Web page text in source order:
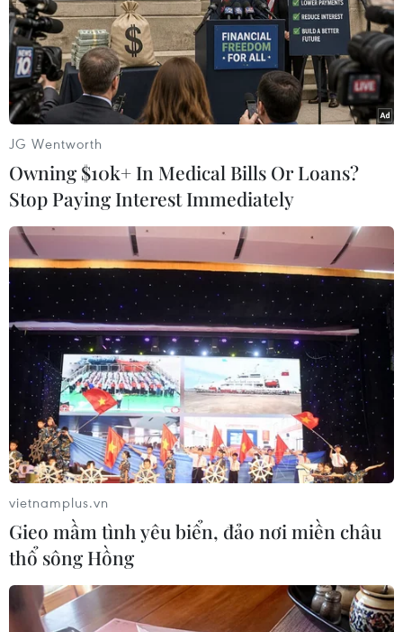
TIN LIÊN QUAN
Khởi tố đối tượng dùng súng bắn lực
lượng công an khi bị truy bắt
12/02/2020 15:00
Khi bị Công an Thành phố Hồ Chí Minh kiểm tra hành
súng ra đe dọa rồi vào một nhà dân lẩn trốn.
JG Wentworth
Owning $10k+ In Medical Bills Or Loans?
Stop Paying Interest Immediately
vietnamplus.vn
Gieo mầm tình yêu biển, đảo nơi miền châu
thổ sông Hồng